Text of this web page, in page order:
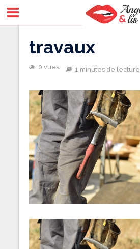
travaux
0 vues 1 minutes de lecture